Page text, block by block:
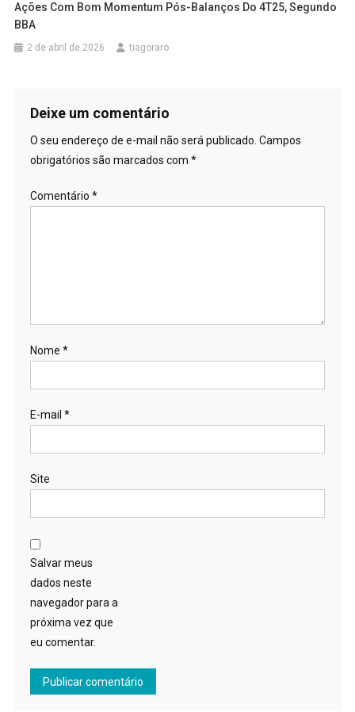
Ações Com Bom Momentum Pós-Balanços Do 4T25, Segundo
BBA
2 de abril de 2026 tiagoraro
Deixe um comentário
O seu endereço de e-mail não será publicado. Campos
obrigatórios são marcados com *
Comentário *
Nome *
E-mail *
Site
Salvar meus
dados neste
navegador para a
próxima vez que
eu comentar.